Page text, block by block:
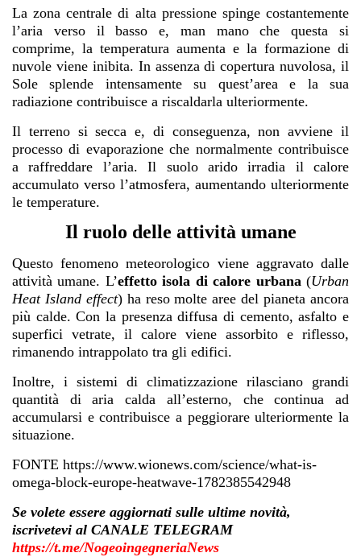
La zona centrale di alta pressione spinge costantemente
l’aria verso il basso e, man mano che questa si
comprime, la temperatura aumenta e la formazione di
nuvole viene inibita. In assenza di copertura nuvolosa, il
Sole splende intensamente su quest’area e la sua
radiazione contribuisce a riscaldarla ulteriormente.
Il terreno si secca e, di conseguenza, non avviene il
processo di evaporazione che normalmente contribuisce
a raffreddare l’aria. Il suolo arido irradia il calore
accumulato verso l’atmosfera, aumentando ulteriormente
le temperature.
Il ruolo delle attività umane
Questo fenomeno meteorologico viene aggravato dalle
attività umane. L’effetto isola di calore urbana(Urban
Heat Island effect) ha reso molte aree del pianeta ancora
più calde. Con la presenza diffusa di cemento, asfalto e
superfici vetrate, il calore viene assorbito e riflesso,
rimanendo intrappolato tra gli edifici.
Inoltre, i sistemi di climatizzazione rilasciano grandi
quantità di aria calda all’esterno, che continua ad
accumularsi e contribuisce a peggiorare ulteriormente la
situazione.
FONTE https://www.wionews.com/science/what-is-
omega-block-europe-heatwave-1782385542948
Se volete essere aggiornati sulle ultime novità,
iscrivetevi al CANALE TELEGRAM
https://t.me/NogeoingegneriaNews